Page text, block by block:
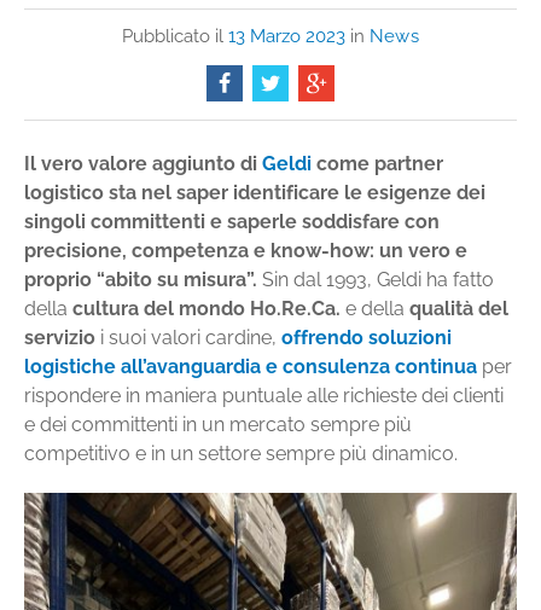
Pubblicato il 13 Marzo 2023in News
Il vero valore aggiunto di Geldi come partner
logistico sta nel saper identificare le esigenze dei
singoli committenti e saperle soddisfare con
precisione, competenza e know-how: un vero e
proprio “abito su misura”. Sin dal 1993, Geldi ha fatto
della cultura del mondo Ho.Re.Ca. e della qualità del
servizio i suoi valori cardine, offrendo soluzioni
logistiche all’avanguardia e consulenza continua per
rispondere in maniera puntuale alle richieste dei clienti
e dei committenti in un mercato sempre più
competitivo e in un settore sempre più dinamico.